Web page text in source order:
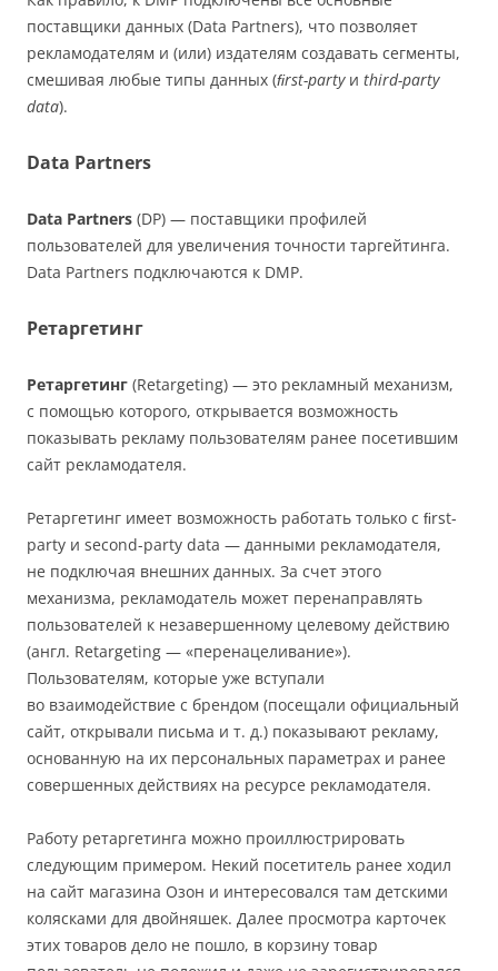
поставщики данных (Data Partners), что позволяет
рекламодателям и (или) издателям создавать сегменты,
смешивая любые типы данных (ﬁrst-partyи third-party
data).
Data Partners
Data Partners (DP) — поставщики профилей
пользователей для увеличения точности таргейтинга.
Data Partners подключаются к DMP.
Ретаргетинг
Ретаргетинг (Retargeting) — это рекламный механизм,
с помощью которого, открывается возможность
показывать рекламу пользователям ранее посетившим
сайт рекламодателя.
Ретаргетинг имеет возможность работать только с ﬁrst-
party и second-party data — данными рекламодателя,
не подключая внешних данных. За счет этого
механизма, рекламодатель может перенаправлять
пользователей к незавершенному целевому действию
(англ. Retargeting — «перенацеливание»).
Пользователям, которые уже вступали
во взаимодействие с брендом (посещали официальный
сайт, открывали письма и т. д.) показывают рекламу,
основанную на их персональных параметрах и ранее
совершенных действиях на ресурсе рекламодателя.
Работу ретаргетинга можно проиллюстрировать
следующим примером. Некий посетитель ранее ходил
на сайт магазина Озон и интересовался там детскими
колясками для двойняшек. Далее просмотра карточек
этих товаров дело не пошло, в корзину товар